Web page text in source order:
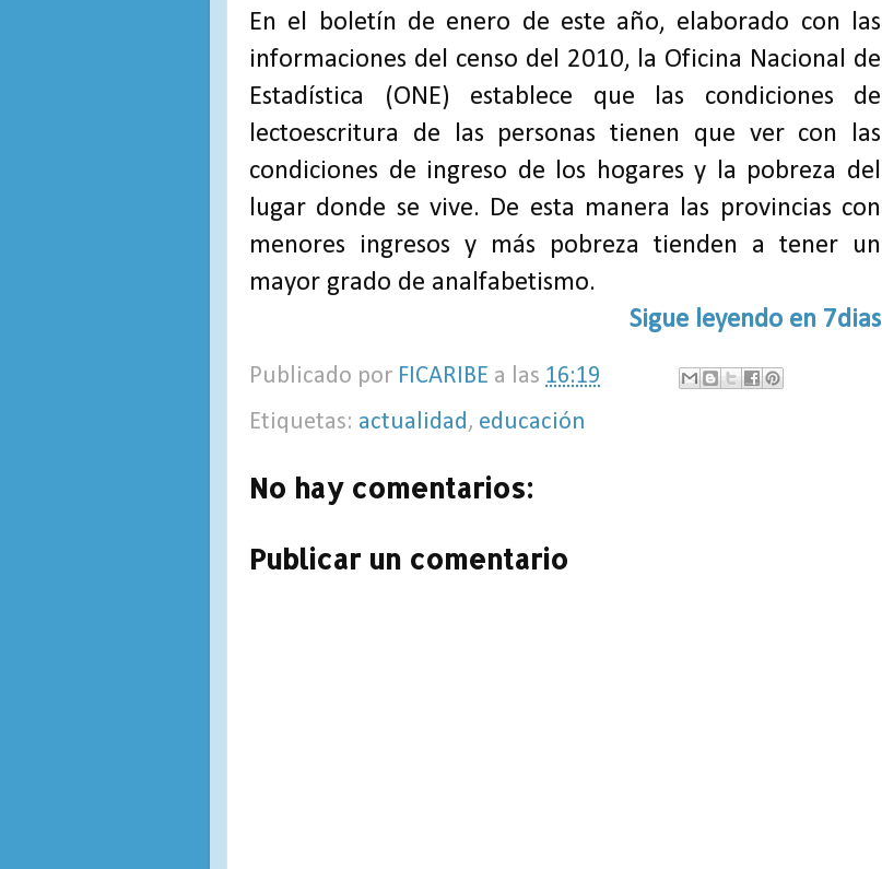
En el boletín de enero de este año, elaborado con las
informaciones del censo del 2010, la Oficina Nacional de
Estadística (ONE) establece que las condiciones de
lectoescritura de las personas tienen que ver con las
condiciones de ingreso de los hogares y la pobreza del
lugar donde se vive. De esta manera las provincias con
menores ingresos y más pobreza tienden a tener un
mayor grado de analfabetismo.
Sigue leyendo en 7dias
Publicado por FICARIBE a las 16:19
Etiquetas: actualidad , educación
No hay comentarios:
Publicar un comentario